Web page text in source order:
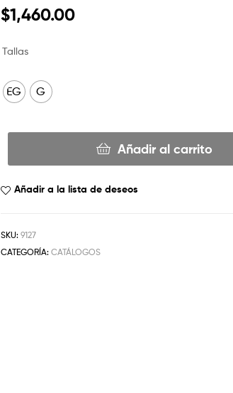
$1,460.00
Tallas
EG G
Añadir al carrito
Añadir a la lista de deseos
SKU: 9127
CATEGORÍA: CATÁLOGOS